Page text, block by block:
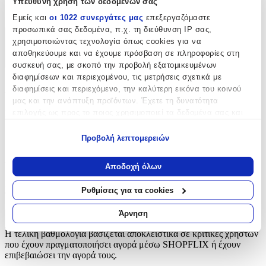
Εμείς και οι 1022 συνεργάτες μας επεξεργαζόμαστε
προσωπικά σας δεδομένα, π.χ. τη διεύθυνση IP σας,
χρησιμοποιώντας τεχνολογία όπως cookies για να
αποθηκεύουμε και να έχουμε πρόσβαση σε πληροφορίες στη
συσκευή σας, με σκοπό την προβολή εξατομικευμένων
διαφημίσεων και περιεχομένου, τις μετρήσεις σχετικά με
διαφημίσεις και περιεχόμενο, την καλύτερη εικόνα του κοινού
μας και την ανάπτυξη προϊόντων. Έχετε τη δυνατότητα
Να συλλέξουμε πληροφορίες σχετικά με τη γεωγραφική
σας τοποθεσία, οι οποίες μπορεί να είναι ακριβείς σε
απόσταση μερικών μέτρων
Να αναγνωρίσουμε τη συσκευή σας σαρώνοντας ενεργά
για συγκεκριμένα χαρακτηριστικά (δακτυλικό αποτύπωμα)
Μάθετε περισσότερα σχετικά με τον τρόπο επεξεργασίας των
προσωπικών σας δεδομένων και καθορίστε τις προτιμήσεις σας
στηνενότητα “Λεπτομέρειες”. Μπορείτε να αλλάξετε ή να
ανακαλέσετε τη συγκατάθεσή σας ανά πάσα στιγμή από τη
Προβολή λεπτομερειών
Αποδοχή όλων
Ρυθμίσεις για τα cookies
Άρνηση
Χαρακτηριστικά
+
Χαρακτηριστικά
Αξιολογήσεις
Προς το παρόν δεν υπάρχουν άλλες αξιολογήσεις. Όταν
προστεθούν, θα εμφανιστούν εδώ.
Πώς υπολογίζεται η βαθμολογία
Η τελική βαθμολογία βασίζεται αποκλειστικά σε κριτικές χρηστών
που έχουν πραγματοποιήσει αγορά μέσω SHOPFLIX ή έχουν
επιβεβαιώσει την αγορά τους.